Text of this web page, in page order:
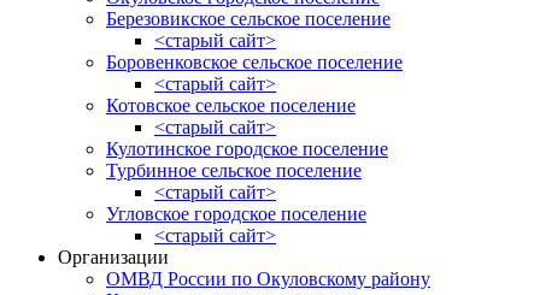
Березовикское сельское поселение
<старый сайт>
Боровенковское сельское поселение
<старый сайт>
Котовское сельское поселение
<старый сайт>
Кулотинское городское поселение
Турбинное сельское поселение
<старый сайт>
Угловское городское поселение
<старый сайт>
Организации
ОМВД России по Окуловскому району